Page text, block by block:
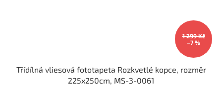
1 299 Kč
–7 %
Třídílná vliesová fototapeta Rozkvetlé kopce, rozměr
225x250cm, MS-3-0061